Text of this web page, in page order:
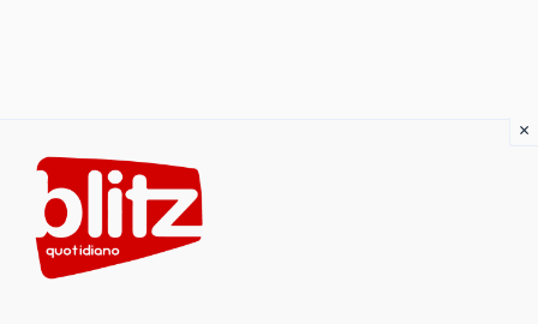
content
×